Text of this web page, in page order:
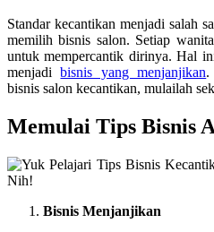
Standar kecantikan menjadi salah
memilih bisnis salon. Setiap
untuk mempercantik dirinya. Hal
menjadibisnis yang menjanjikan.
bisnis salon kecantikan, mulailah
Memulai Tips Bisnis
Bisnis Menjanjikan